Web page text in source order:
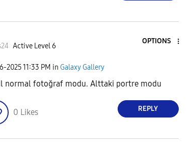
Active Level 6
OPTIONS
202511:33 PM in Galaxy Gallery
normal fotoğraf modu. Alttaki portre modu
0 Likes REPLY